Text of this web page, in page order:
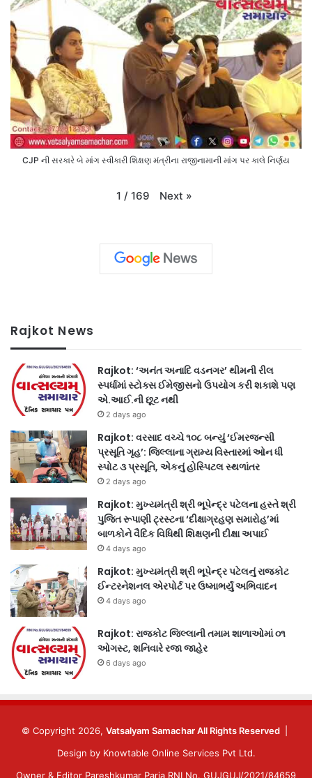
CJP ની સરકારે બે માંગ સ્વીકારી શિક્ષણ મંત્રીના રાજીનામાની માંગ પર કાલે નિર્ણય
1 / 169 Next »
Rajkot News
Rajkot: ‘અનંત અનાદિ વડનગર’ થીમની રીલ
સ્પર્ધામાં સ્ટોક્સ ઈમેજીસનો ઉપયોગ કરી શકાશે પણ
એ.આઈ.ની છૂટ નથી
2 days ago
Rajkot: વરસાદ વચ્ચે ૧૦૮ બન્યું ‘ઈમરજન્સી
પ્રસૂતિ ગૃહ’: જિલ્લાના ગ્રામ્ય વિસ્તારમાં ઓન ધી
સ્પોટ ૩ પ્રસૂતિ, એકનું હોસ્પિટલ સ્થળાંતર
2 days ago
Rajkot: મુખ્યમંત્રી શ્રી ભૂપેન્દ્ર પટેલના હસ્તે શ્રી
પુજિત રૂપાણી ટ્રસ્ટના ‘દીક્ષાગ્રહણ સમારોહ’માં
બાળકોને વૈદિક વિધિથી શિક્ષણની દીક્ષા અપાઈ
4 days ago
Rajkot: મુખ્યમંત્રી શ્રી ભૂપેન્દ્ર પટેલનું રાજકોટ
ઈન્ટરનેશનલ એરપોર્ટ પર ઉષ્માભર્યું અભિવાદન
4 days ago
Rajkot: રાજકોટ જિલ્લાની તમામ શાળાઓમાં ૦૧
ઓગસ્ટ, શનિવારે રજા જાહેર
6 days ago
© Copyright 2026, Vatsalyam Samachar All Rights Reserved
Design by Knowtable Online Services Pvt Ltd.
Owner & Editor Pareshkumar Paria RNI No. GUJGUJ/2021/84659